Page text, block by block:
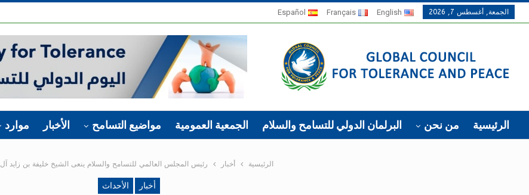
الجمعة, أغسطس 7, 2026 English
Français
Español
الرئيسية من نحن البرلمان الدولي للتسامح والسلام الجمعية العمومية مواضيع التسامح الأخبار موارد
الرئيسية أخبار رئيس المجلس العالمي للتسامح والسلام ينعى الشيخ خليفة بن زايد آل
أخبار الأحداث